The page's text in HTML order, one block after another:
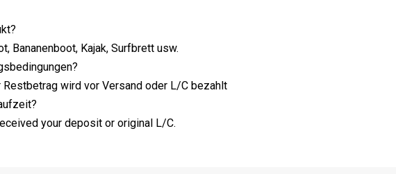
Bananenboot, Kajak, Surfbrett usw.
wird vor Versand oder L/C bezahlt
your deposit or original L/C.